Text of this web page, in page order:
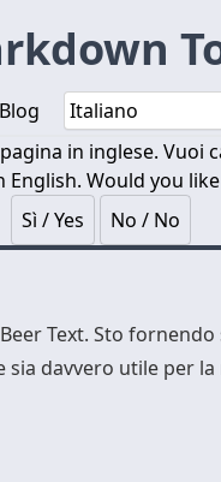
Blog
in inglese. Vuoi
English. Would you
Sì / Yes
No / No
Text. Sto
davvero utile per